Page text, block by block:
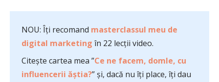
NOU: Îți recomand masterclassul meu de
digital marketing în 22 lecții video.
Citește cartea mea ”Ce ne facem, domle, cu
influencerii ăștia?” și, dacă nu îți place, îți dau